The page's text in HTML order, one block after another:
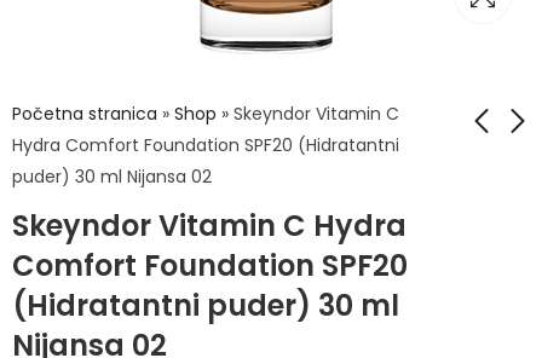
Početna stranica » Shop » Skeyndor Vitamin C
Hydra Comfort Foundation SPF20 (Hidratantni
puder) 30 ml Nijansa 02
Skeyndor Vitamin C Hydra
Comfort Foundation SPF20
(Hidratantni puder) 30 ml
Nijansa 02
Hydra Comfort
Foundation SPF20
(Hidratantni puder)
30 ml Nijansa 01
54,50KM
Hydra Comfort
Foundation SPF20
(Hidratantni puder)
30 ml Nijansa 03
54,50